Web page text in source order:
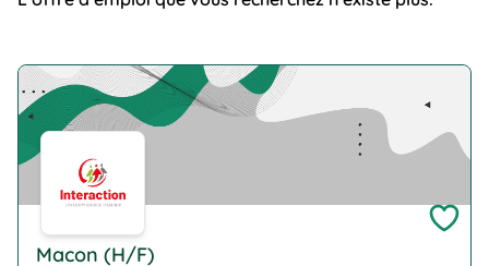
Company Logo
Macon (H/F)